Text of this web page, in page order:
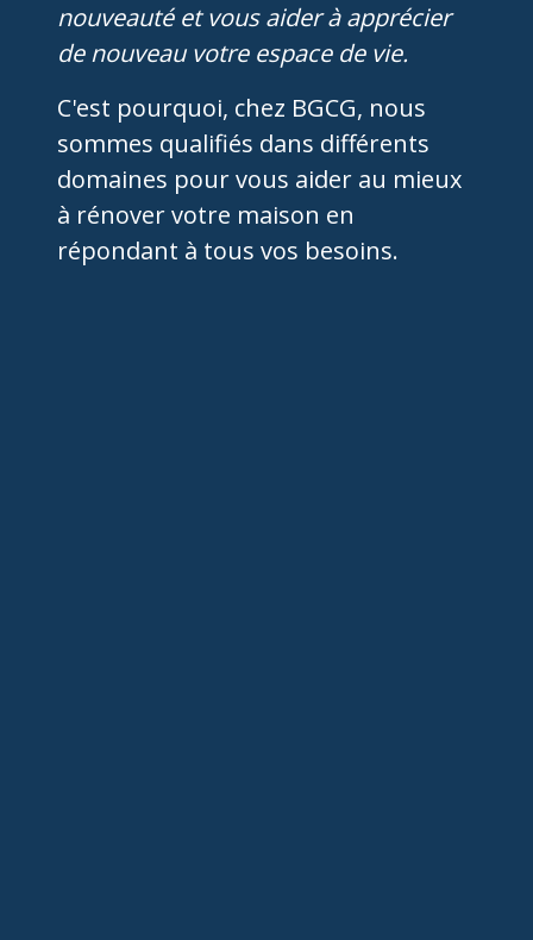
nouveauté et vous aider à apprécier
de nouveau votre espace de vie.
C'est pourquoi, chez BGCG, nous
sommes qualifiés dans différents
domaines pour vous aider au mieux
à rénover votre maison en
répondant à tous vos besoins.